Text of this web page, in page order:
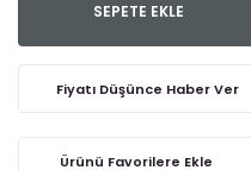
SEPETE EKLE
Fiyatı Düşünce Haber Ver